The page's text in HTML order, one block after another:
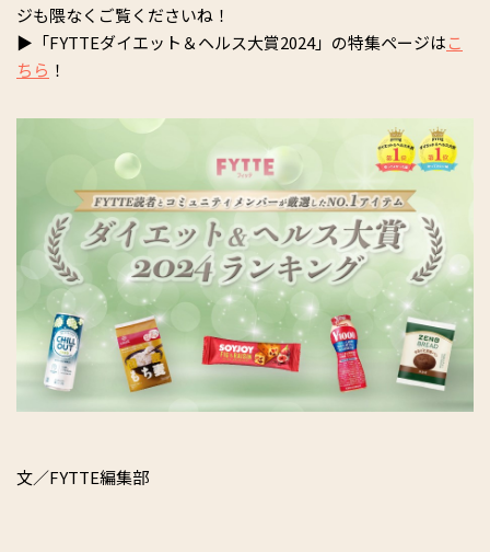
ジも隈なくご覧くださいね！
▶「FYTTEダイエット＆ヘルス大賞2024」の特集ページはこ
ちら ！
文／FYTTE編集部